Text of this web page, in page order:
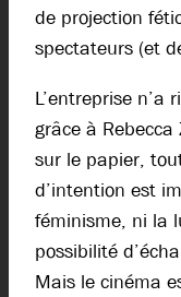
de projection
spectateurs (et
L’entreprise n’a
grâce à
sur le papier,
d’intention est
féminisme, ni la
possibilité
Mais le cinéma